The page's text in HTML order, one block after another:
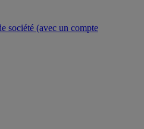
société (avec un compte